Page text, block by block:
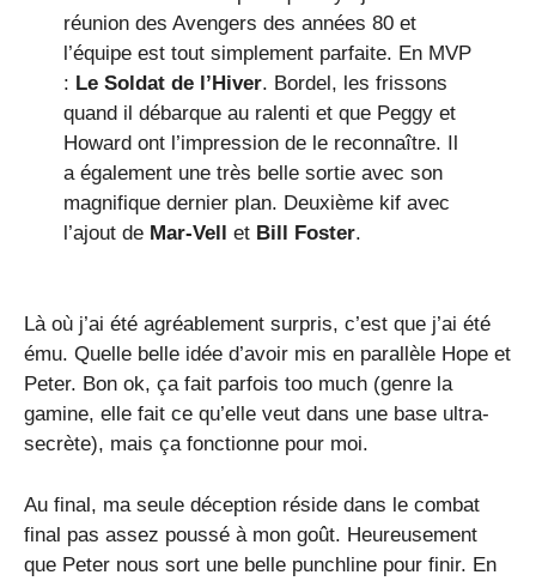
réunion des Avengers des années 80 et
l’équipe est tout simplement parfaite. En MVP
: Le Soldat de l’Hiver. Bordel, les frissons
quand il débarque au ralenti et que Peggy et
Howard ont l’impression de le reconnaître. Il
a également une très belle sortie avec son
magnifique dernier plan. Deuxième kif avec
l’ajout de Mar-Vell et Bill Foster.
Là où j’ai été agréablement surpris, c’est que j’ai été
ému. Quelle belle idée d’avoir mis en parallèle Hope et
Peter. Bon ok, ça fait parfois too much (genre la
gamine, elle fait ce qu’elle veut dans une base ultra-
secrète), mais ça fonctionne pour moi.
Au final, ma seule déception réside dans le combat
final pas assez poussé à mon goût. Heureusement
que Peter nous sort une belle punchline pour finir. En